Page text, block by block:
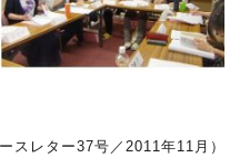
ースレター37号／2011年11月）